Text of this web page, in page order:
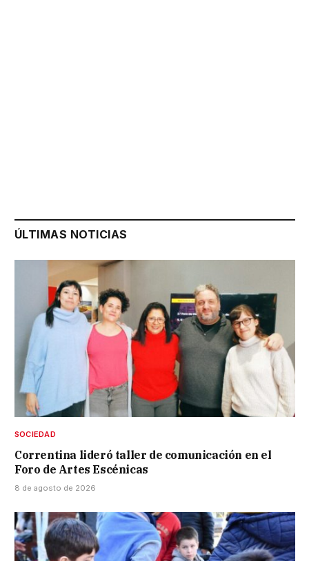
ÚLTIMAS NOTICIAS
SOCIEDAD
Correntina lideró taller de comunicación en el
Foro de Artes Escénicas
8 de agosto de 2026